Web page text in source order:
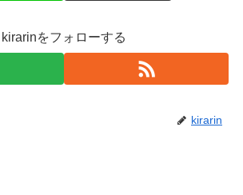
kirarinをフォローする
kirarin